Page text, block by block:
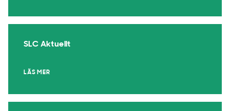
SLC Aktuellt
LÄS MER